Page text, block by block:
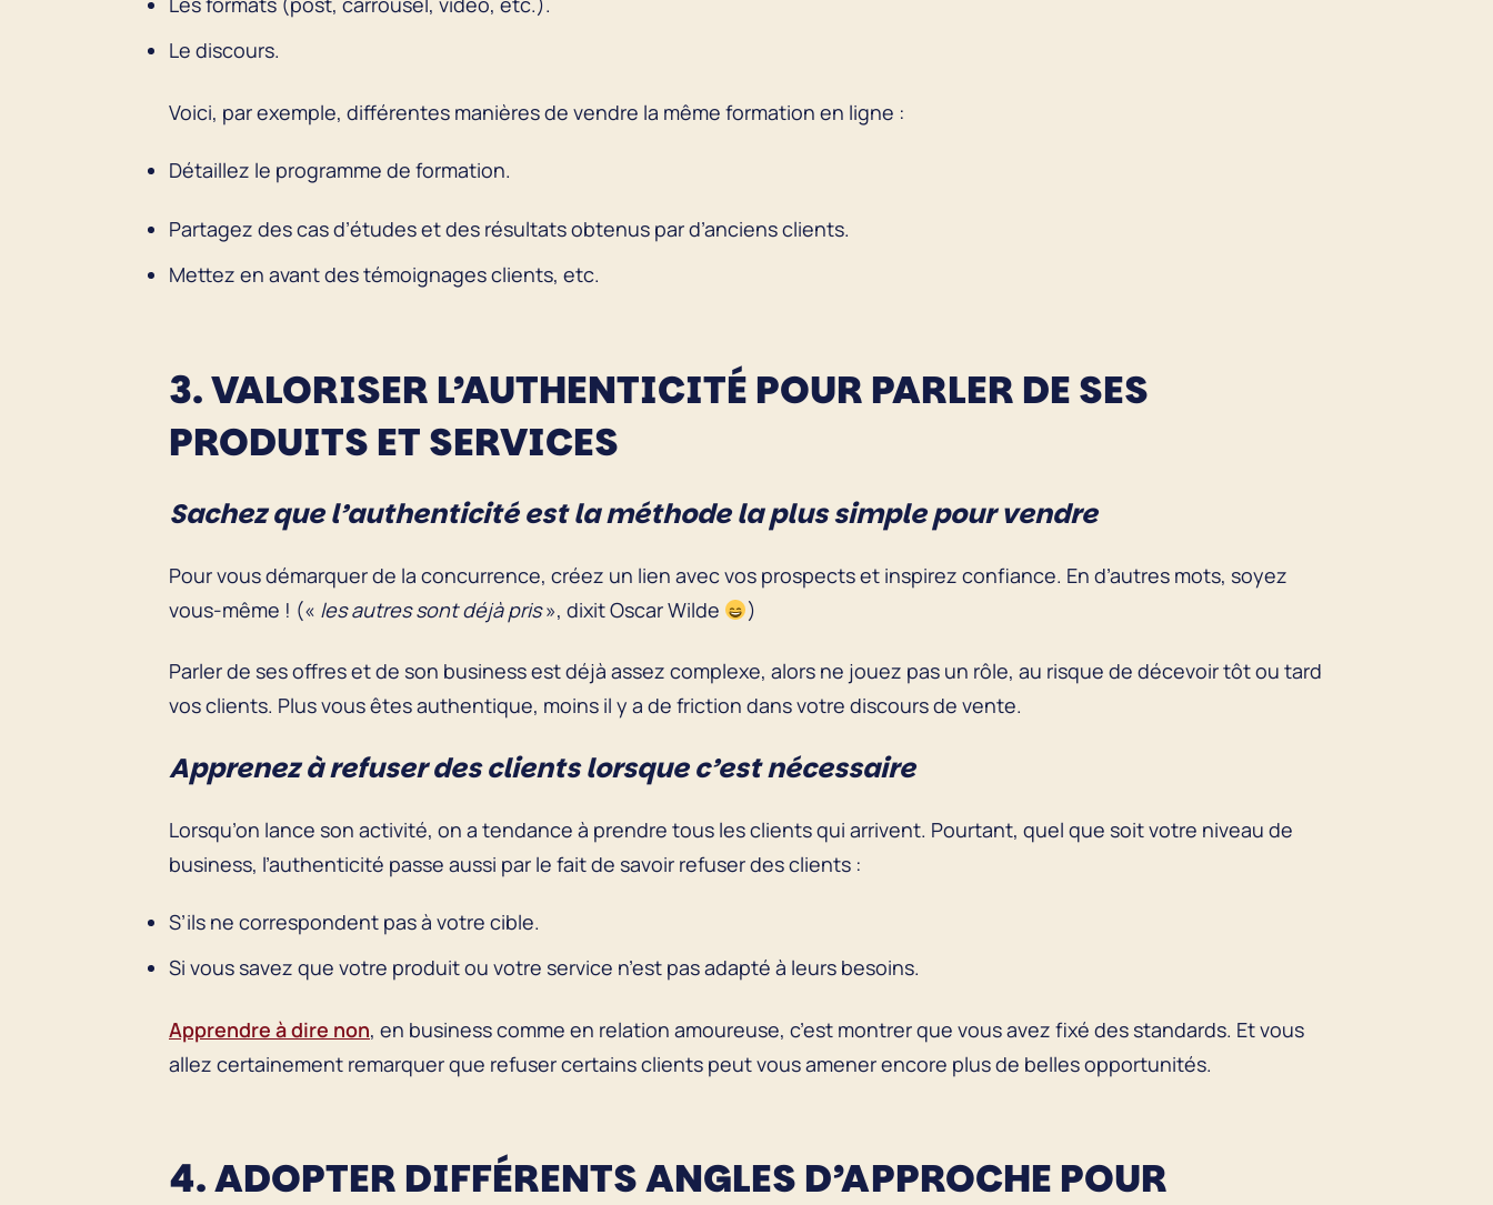
Le discours.
Voici, par exemple, différentes manières de vendre la même formation en ligne :
Détaillez le programme de formation.
Partagez des cas d’études et des résultats obtenus par d’anciens clients.
Mettez en avant des témoignages clients, etc.
3. VALORISER L’AUTHENTICITÉ POUR PARLER DE SES
PRODUITS ET SERVICES
Sachez que l’authenticité est la méthode la plus simple pour vendre
Pour vous démarquer de la concurrence, créez un lien avec vos prospects et inspirez confiance. En d’autres mots, soyez
vous-même ! (« les autres sont déjà pris», dixit Oscar Wilde )
Parler de ses offres et de son business est déjà assez complexe, alors ne jouez pas un rôle, au risque de décevoir tôt ou tard
vos clients. Plus vous êtes authentique, moins il y a de friction dans votre discours de vente.
Apprenez à refuser des clients lorsque c’est nécessaire
Lorsqu’on lance son activité, on a tendance à prendre tous les clients qui arrivent. Pourtant, quel que soit votre niveau de
business, l’authenticité passe aussi par le fait de savoir refuser des clients :
S’ils ne correspondent pas à votre cible.
Si vous savez que votre produit ou votre service n’est pas adapté à leurs besoins.
Apprendre à dire non, en business comme en relation amoureuse, c’est montrer que vous avez fixé des standards. Et vous
allez certainement remarquer que refuser certains clients peut vous amener encore plus de belles opportunités.
4. ADOPTER DIFFÉRENTS ANGLES D’APPROCHE POUR